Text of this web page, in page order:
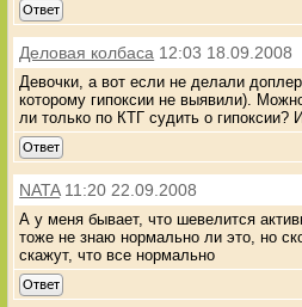
Ответ
Деловая колбаса 12:03 18.09.2008
Девочки, а вот если не делали
которому гипоксии не выявили).
ли только по КТГ судить о гипоксии?
Ответ
NATA11:20 22.09.2008
А у меня бывает, что шевелится
тоже не знаю нормально ли это, но
скажут, что все нормально
Ответ